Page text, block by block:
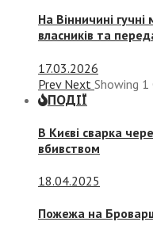
На Вінничині
власників та
17.03.2026
Prev Next Showing 1
ПОДІЇ
В Києві сварка
вбивством
18.04.2025
Пожежа на